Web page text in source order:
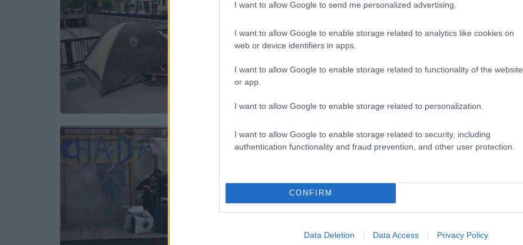
I want to allow Google to send me personalized advertising.
I want to allow Google to enable storage related to analytics like cookies on
web or device identifiers in apps.
I want to allow Google to enable storage related to functionality of the website
or app.
I want to allow Google to enable storage related to personalization.
I want to allow Google to enable storage related to security, including
authentication functionality and fraud prevention, and other user protection.
CONFIRM
Data Deletion Data Access Privacy Policy
νεόπτωχους σε όλες τις πόλεις
του πλανήτη
Εκατό εκατομμύρια νεόπτωχοι λόγω
μεγάλες πόλεις παγκοσμίως όπως
Viral| 10.04.2020 11:09
το εξηγεί
«Αναρωτιόμαστε τι είδους
συνάψουμε ώστε να σταματήσει η